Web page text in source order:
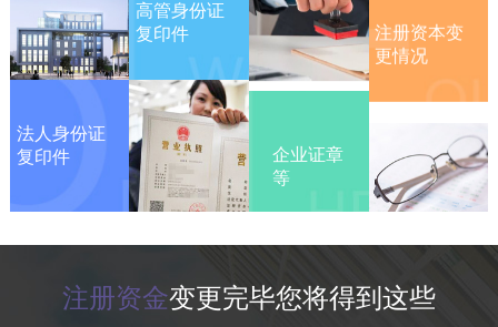
法人身份证
复印件
高管身份证
复印件
等
更情况
注册资金变更完毕您将得到这些